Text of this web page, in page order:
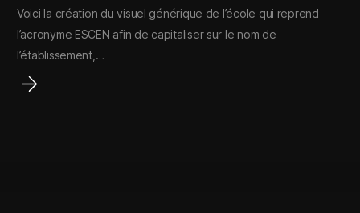
Voici la création du visuel générique de l’école qui reprend
l’acronyme ESCEN afin de capitaliser sur le nom de
l’établissement,…